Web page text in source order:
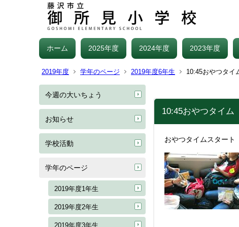
ホーム 2025年度 2024年度 2023年度
2019年度 学年のページ 2019年度6年生 10:45おやつタイ
今週の大いちょう
お知らせ
学校活動
学年のページ
2019年度1年生
2019年度2年生
2019年度3年生
10:45おやつタイム
おやつタイムスタート